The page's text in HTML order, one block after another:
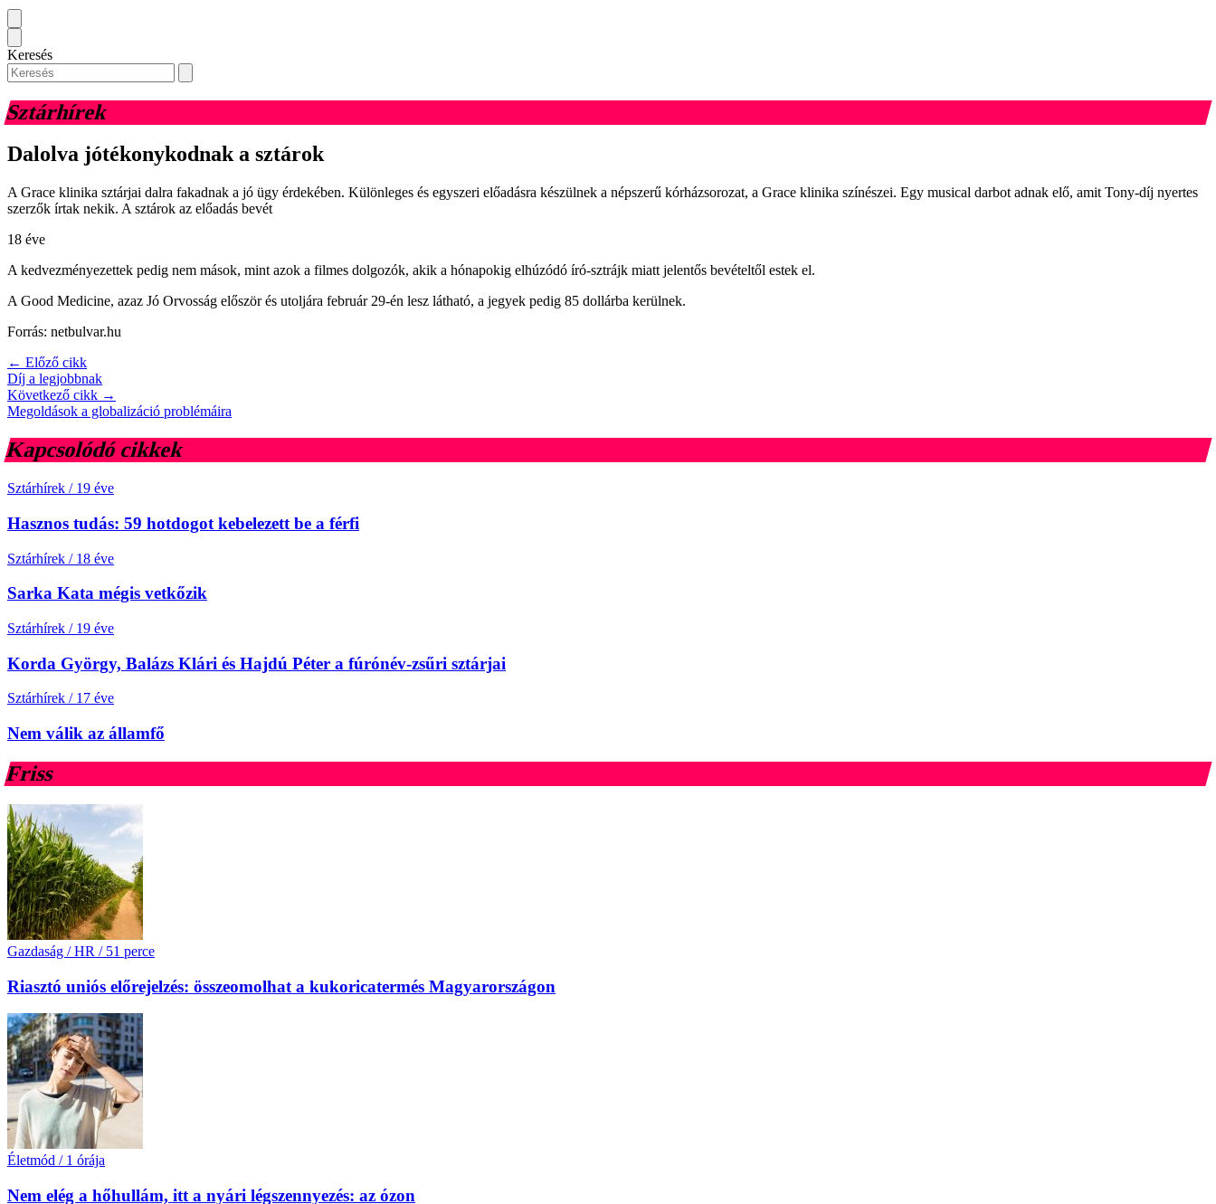
Keresés
Sztárhírek
Dalolva jótékonykodnak a sztárok
A Grace klinika sztárjai dalra fakadnak a jó ügy érdekében. Különleges és egyszeri előadásra készülnek a népszerű kórházsorozat, a Grace klinika színészei. Egy musical darbot adnak elő, amit Tony-díj nyertes
szerzők írtak nekik. A sztárok az előadás bevét
18 éve
A kedvezményezettek pedig nem mások, mint azok a filmes dolgozók, akik a hónapokig elhúzódó író-sztrájk miatt jelentős bevételtől estek el.
A Good Medicine, azaz Jó Orvosság először és utoljára február 29-én lesz látható, a jegyek pedig 85 dollárba kerülnek.
Forrás: netbulvar.hu
← Előző cikk
Díj a legjobbnak
Következő cikk →
Megoldások a globalizáció problémáira
Kapcsolódó cikkek
Sztárhírek / 19 éve
Hasznos tudás: 59 hotdogot kebelezett be a férfi
Sztárhírek / 18 éve
Sarka Kata mégis vetkőzik
Sztárhírek / 19 éve
Korda György, Balázs Klári és Hajdú Péter a fúrónév-zsűri sztárjai
Sztárhírek / 17 éve
Nem válik az államfő
Friss
Gazdaság / HR / 51 perce
Riasztó uniós előrejelzés: összeomolhat a kukoricatermés Magyarországon
Életmód / 1 órája
Nem elég a hőhullám, itt a nyári légszennyezés: az ózon